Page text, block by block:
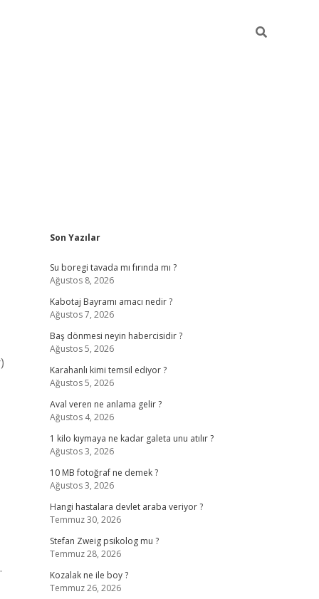
Sidebar
Son Yazılar
Su boregi tavada mı fırında mı ?
Ağustos 8, 2026
Kabotaj Bayramı amacı nedir ?
Ağustos 7, 2026
Baş dönmesi neyin habercisidir ?
Ağustos 5, 2026
Karahanlı kimi temsil ediyor ?
Ağustos 5, 2026
Aval veren ne anlama gelir ?
Ağustos 4, 2026
1 kilo kıymaya ne kadar galeta unu atılır ?
Ağustos 3, 2026
10 MB fotoğraf ne demek ?
Ağustos 3, 2026
Hangi hastalara devlet araba veriyor ?
Temmuz 30, 2026
Stefan Zweig psikolog mu ?
Temmuz 28, 2026
Kozalak ne ile boy ?
Temmuz 26, 2026